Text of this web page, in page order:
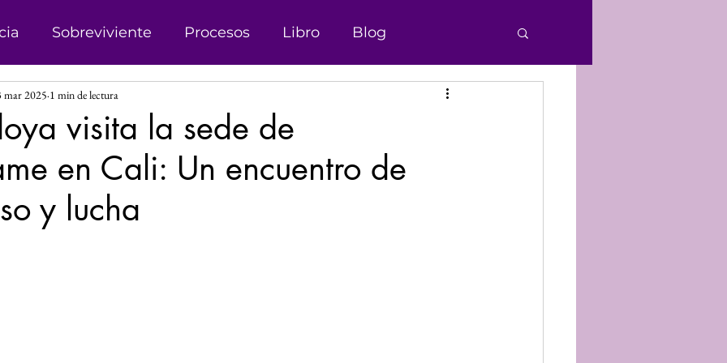
Sobreviviente Procesos Libro Blog
Campañas
Matrimonio Infantil Genero Derechos Humanos
Explotación sexual
visita la sede de
en Cali: Un encuentro de
y lucha
mar 2025 1 min de lectura